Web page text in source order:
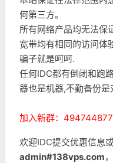
何第三方。
所有网络产品均无法保
宽带均有相同的访问体
骗子就是呵呵.
任何IDC都有倒闭和跑
器也是机器,不勤备份
加入新群：494744877
欢迎IDC提交优惠信息
admin#138vps.com